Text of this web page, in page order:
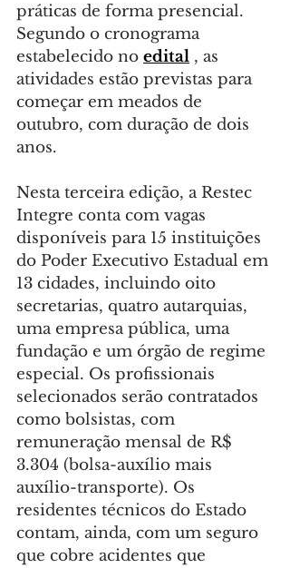
práticas de forma presencial.
Segundo o cronograma
estabelecido no edital , as
atividades estão previstas para
começar em meados de
outubro, com duração de dois
anos.
Nesta terceira edição, a Restec
Integre conta com vagas
disponíveis para 15 instituições
do Poder Executivo Estadual em
13 cidades, incluindo oito
secretarias, quatro autarquias,
uma empresa pública, uma
fundação e um órgão de regime
especial. Os profissionais
selecionados serão contratados
como bolsistas, com
remuneração mensal de R$
3.304 (bolsa-auxílio mais
auxílio-transporte). Os
residentes técnicos do Estado
contam, ainda, com um seguro
que cobre acidentes que